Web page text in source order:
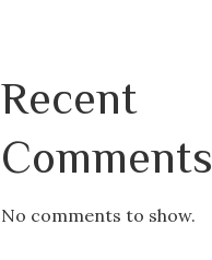
Recent
Comments
No comments to show.